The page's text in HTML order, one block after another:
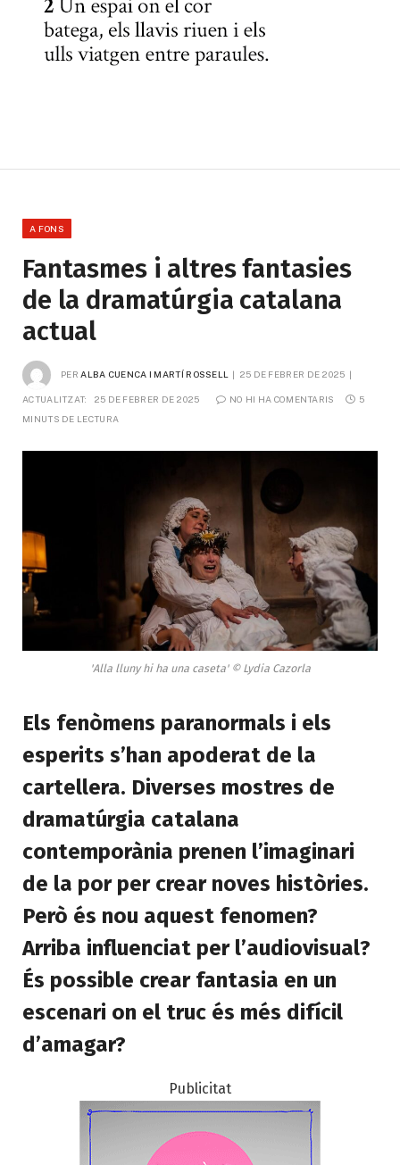
A FONS
Fantasmes i altres fantasies
de la dramatúrgia catalana
actual
PER ALBA CUENCA I MARTÍ ROSSELL 25 DE FEBRER DE 2025
ACTUALITZAT: 25 DE FEBRER DE 2025 NO HI HA COMENTARIS
5
MINUTS DE LECTURA
'Alla lluny hi ha una caseta' © Lydia Cazorla
Els fenòmens paranormals i els
esperits s’han apoderat de la
cartellera. Diverses mostres de
dramatúrgia catalana
contemporània prenen l’imaginari
de la por per crear noves històries.
Però és nou aquest fenomen?
Arriba influenciat per l’audiovisual?
És possible crear fantasia en un
escenari on el truc és més difícil
d’amagar?
Publicitat